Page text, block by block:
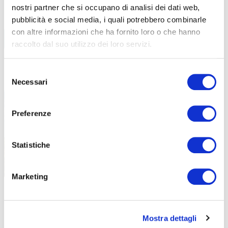
nostri partner che si occupano di analisi dei dati web,
pubblicità e social media, i quali potrebbero combinarle
con altre informazioni che ha fornito loro o che hanno
raccolto dal suo utilizzo dei loro servizi.
delNecessari
Preferenze
Statistiche
Marketing
Mostra dettagli
BIKE ECONOMY
NUOVE PISTE AL BIKE PARK DI PILA. LA VACANZA THOK E-
THOK ha